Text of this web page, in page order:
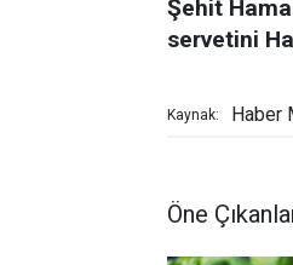
Şehit
servetini
Kaynak: Haber
Öne